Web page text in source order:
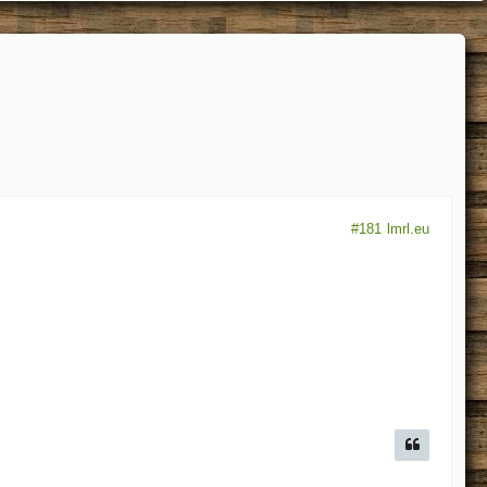
#181 lmrl.eu